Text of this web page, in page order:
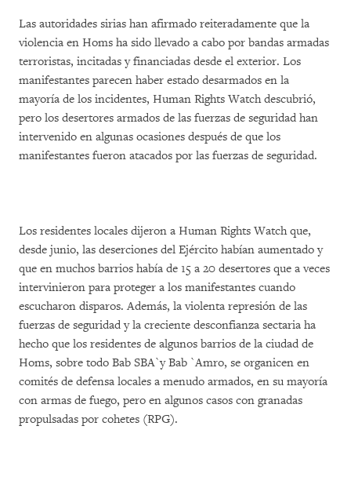
Las autoridades sirias han afirmado reiteradamente que la
violencia en Homs ha sido llevado a cabo por bandas armadas
terroristas, incitadas y financiadas desde el exterior. Los
manifestantes parecen haber estado desarmados en la
mayoría de los incidentes, Human Rights Watch descubrió,
pero los desertores armados de las fuerzas de seguridad han
intervenido en algunas ocasiones después de que los
manifestantes fueron atacados por las fuerzas de seguridad.
Los residentes locales dijeron a Human Rights Watch que,
desde junio, las deserciones del Ejército habían aumentado y
que en muchos barrios había de 15 a 20 desertores que a veces
intervinieron para proteger a los manifestantes cuando
escucharon disparos. Además, la violenta represión de las
fuerzas de seguridad y la creciente desconfianza sectaria ha
hecho que los residentes de algunos barrios de la ciudad de
Homs, sobre todo Bab SBA`y Bab `Amro, se organicen en
comités de defensa locales a menudo armados, en su mayoría
con armas de fuego, pero en algunos casos con granadas
propulsadas por cohetes (RPG).